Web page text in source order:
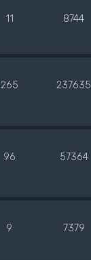
11 8744
265 237635
96 57364
9 7379